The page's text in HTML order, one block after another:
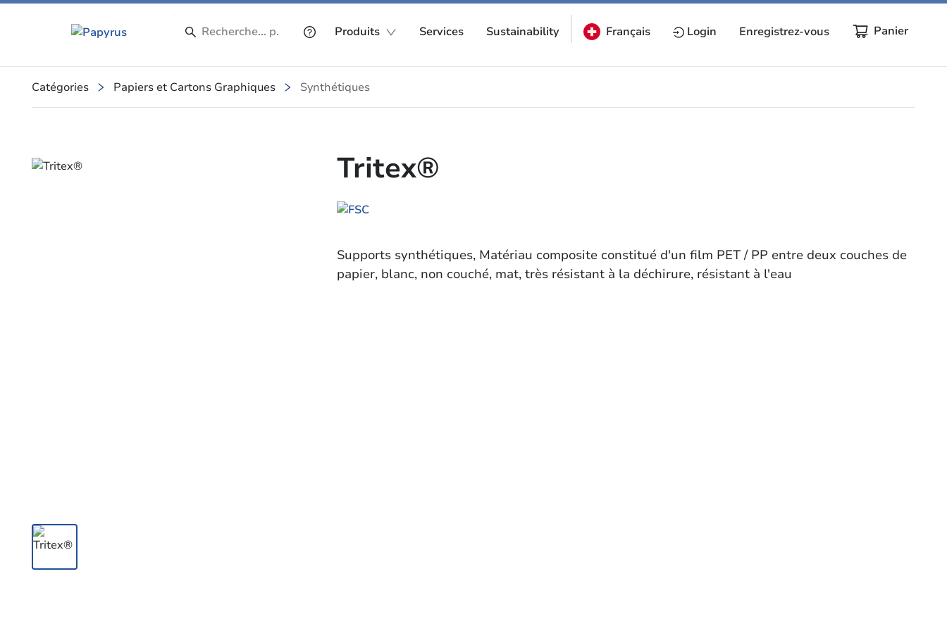
Produits Services Sustainability Français Login Enregistrez-vous Panier
Catégories Papiers et Cartons Graphiques Synthétiques
Slide 1 of 1 Tritex®
Supports synthétiques, Matériau composite constitué d'un film PET / PP entre deux couches de
papier, blanc, non couché, mat, très résistant à la déchirure, résistant à l'eau